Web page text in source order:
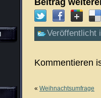
Veröffentlicht
Kommentieren
« Weihnachtsumfrage